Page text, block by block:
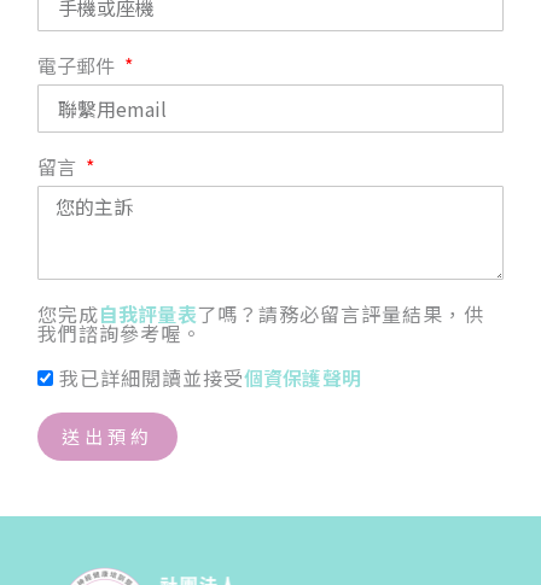
電子郵件
留言
您完成自我評量表了嗎？請務必留言評量結果，供
我們諮詢參考喔。
我已詳細閱讀並接受個資保護聲明
送出預約